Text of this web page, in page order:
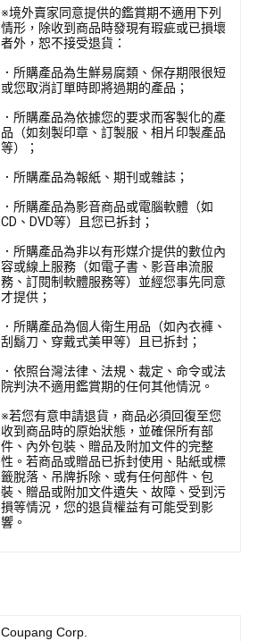
※境外賣家同意提供的鑑賞期不適用下列
情形，除收到商品時發現有瑕疵或已損壞
者外，恕不接受退貨：
．所購產品為生鮮易腐類、保存期限很短
或您取消訂單時即將過期的產品；
．所購產品為依據您的要求而客製化的產
品（如刻製印章、訂製服、相片印製產品
等）；
．所購產品為報紙、期刊或雜誌；
．所購產品為影音商品或電腦軟體（如
CD、DVD等）且您已拆封；
．所購產品為非以有形媒介提供的數位內
容或線上服務（如電子書、影音串流服
務、訂閱制軟體服務等）並經您事先同意
才提供；
．所購產品為個人衛生用品（如內衣褲、
刮鬍刀、穿戴式美甲等）且已拆封；
．依照台灣法律、法規、裁定、命令或法
院判決不適用鑑賞期的任何其他情況。
※若您有意申請退貨，商品必須回復至您
收到商品時的原始狀態，並確保所有部
件、內外包裝、贈品及附加文件的完整
性。若商品或贈品已拆封使用、貼紙或標
籤脫落、吊牌拆除、或有任何部件、包
裝、贈品或附加文件遺失、故障、受到污
損等情況，您的退貨權益有可能受到影
響。
Coupang Corp.